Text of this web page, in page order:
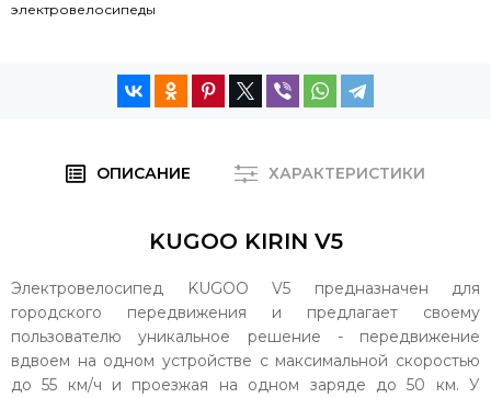
электровелосипеды
ОПИСАНИЕ ХАРАКТЕРИСТИКИ
KUGOO KIRIN V5
Электровелосипед KUGOO V5 предназначен для
городского передвижения и предлагает своему
пользователю уникальное решение - передвижение
вдвоем на одном устройстве с максимальной скоростью
до 55 км/ч и проезжая на одном заряде до 50 км. У